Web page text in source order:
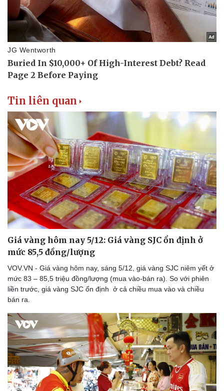
Thể thao
Bóng đá
Lịch thi đấu bóng đá
Thế giới thể thao
Hậu trường
Ô tô - Xe máy
Ô tô
Xe máy
Tin liên quan
Giá vàng hôm nay 5/12: Giá vàng SJC ổn định ở
mức 85,5 đồng/lượng
VOV.VN - Giá vàng hôm nay, sáng 5/12, giá vàng SJC niêm yết ở
mức 83 – 85,5 triệu đồng/lượng (mua vào-bán ra). So với phiên
liền trước, giá vàng SJC ổn định ở cả chiều mua vào và chiều
bán ra.